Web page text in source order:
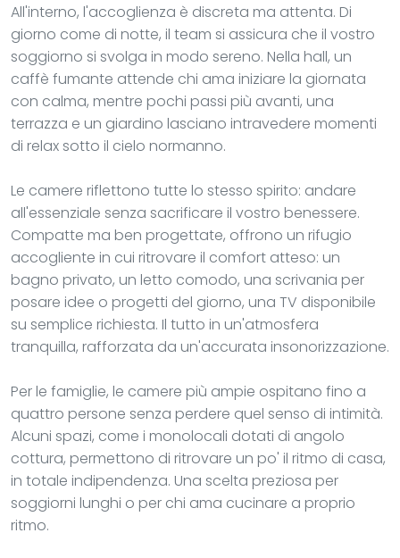
All'interno, l'accoglienza è discreta ma attenta. Di
giorno come di notte, il team si assicura che il vostro
soggiorno si svolga in modo sereno. Nella hall, un
caffè fumante attende chi ama iniziare la giornata
con calma, mentre pochi passi più avanti, una
terrazza e un giardino lasciano intravedere momenti
di relax sotto il cielo normanno.
Le camere riflettono tutte lo stesso spirito: andare
all'essenziale senza sacrificare il vostro benessere.
Compatte ma ben progettate, offrono un rifugio
accogliente in cui ritrovare il comfort atteso: un
bagno privato, un letto comodo, una scrivania per
posare idee o progetti del giorno, una TV disponibile
su semplice richiesta. Il tutto in un'atmosfera
tranquilla, rafforzata da un'accurata insonorizzazione.
Per le famiglie, le camere più ampie ospitano fino a
quattro persone senza perdere quel senso di intimità.
Alcuni spazi, come i monolocali dotati di angolo
cottura, permettono di ritrovare un po' il ritmo di casa,
in totale indipendenza. Una scelta preziosa per
soggiorni lunghi o per chi ama cucinare a proprio
ritmo.